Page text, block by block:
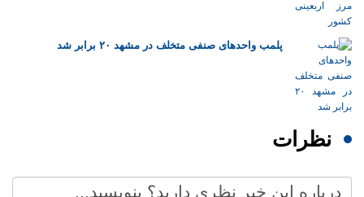
پلمب واحدهای صنفی متخلف در مشهد ۲۰ برابر شد
نظرات